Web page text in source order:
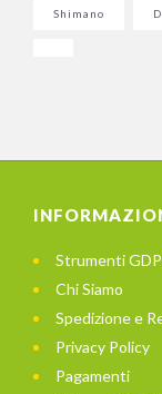
Shimano
Strumenti
Chi Siamo
Spedizione e
Privacy Policy
Pagamenti